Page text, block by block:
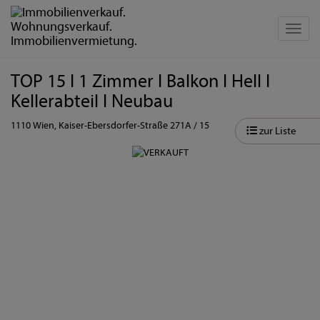
TOP 15 I 1 Zimmer I Balkon I Hell I
Kellerabteil I Neubau
1110 Wien, Kaiser-Ebersdorfer-Straße 271A / 15 zur Liste